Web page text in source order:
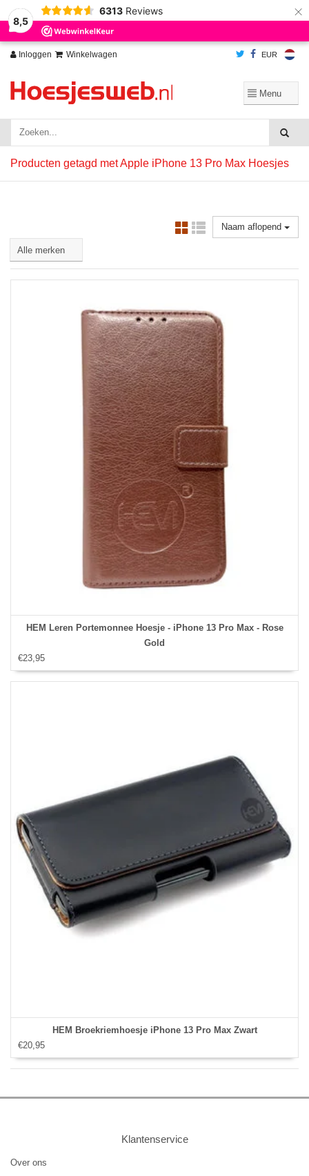
8,5
6313 Reviews ×
Inloggen Winkelwagen EUR
Producten getagd met Apple iPhone 13 Pro Max Hoesjes
Naam aflopend
HEM Leren Portemonnee Hoesje - iPhone 13 Pro Max - Rose
Gold
€23,95
HEM Broekriemhoesje iPhone 13 Pro Max Zwart
€20,95
Klantenservice
Over ons
Wij slaan cookies op om onze website te verbeteren. Is dat akkoord?
Ja
Nee